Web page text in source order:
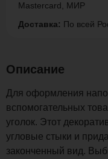
Mastercard, МИР
Доставка: По всей
Описание
Для оформления
вспомогательных
уголок. Этот
угловые стыки и
законченный вид.